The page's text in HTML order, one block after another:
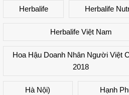
Herbalife Herbalife
Herbalife Việt Nam
Hoa Hậu Doanh Nhân Người Việt
2018
Hà Nội) Hạnh